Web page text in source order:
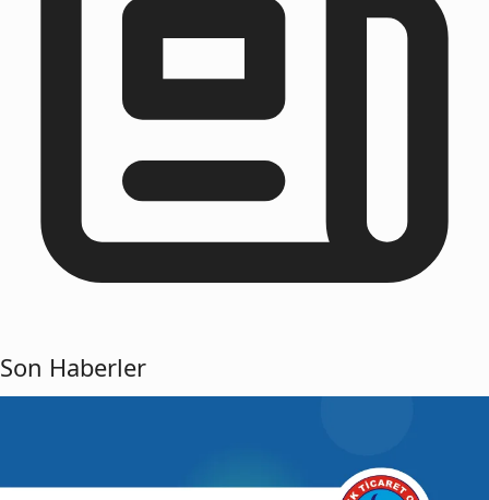
Son Haberler